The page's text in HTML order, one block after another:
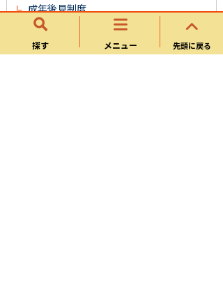
探す メニュー 先頭に戻る
成年後見制度